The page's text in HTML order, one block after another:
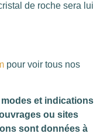
de roche sera lui
pour voir tous nos
modes et indications
ou sites
sont données à